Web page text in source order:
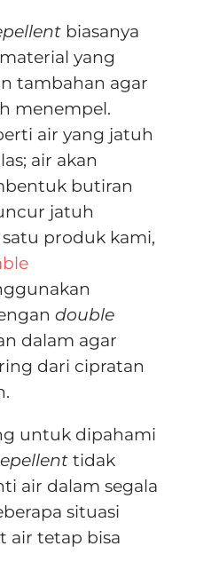
biasanya
yang
tambahan agar
menempel.
air yang jatuh
air akan
butiran
jatuh
satu produk kami,
double
dalam agar
dari cipratan
.
untuk dipahami
tidak
air dalam segala
situasi
air tetap bisa